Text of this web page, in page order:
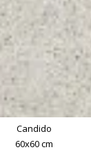
Candido
60x60 cm